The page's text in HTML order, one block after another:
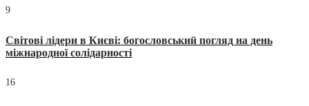
9
Світові лідери в Києві: богословський погляд на день
міжнародної солідарності
16